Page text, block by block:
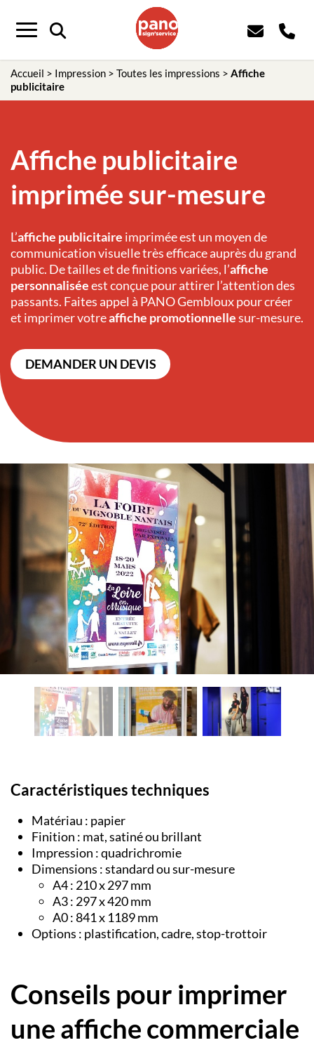
Menu
Accueil > Impression > Toutes les impressions > Affiche
publicitaire
Affiche publicitaire
imprimée sur-mesure
L’affiche publicitaire imprimée est un moyen de
communication visuelle très efficace auprès du grand
public. De tailles et de finitions variées, l’affiche
personnaliséeest conçue pour attirer l’attention des
passants. Faites appel à PANO Gembloux pour créer
et imprimer votreaffiche promotionnellesur-mesure.
DEMANDER UN DEVIS
Caractéristiques techniques
Matériau : papier
Finition : mat, satiné ou brillant
Impression : quadrichromie
Dimensions : standard ou sur-mesure
A4 : 210 x 297 mm
A3 : 297 x 420 mm
A0 : 841 x 1189 mm
Options : plastification, cadre, stop-trottoir
Conseils pour imprimer
une affiche commerciale
Panneau de gestion des cookies